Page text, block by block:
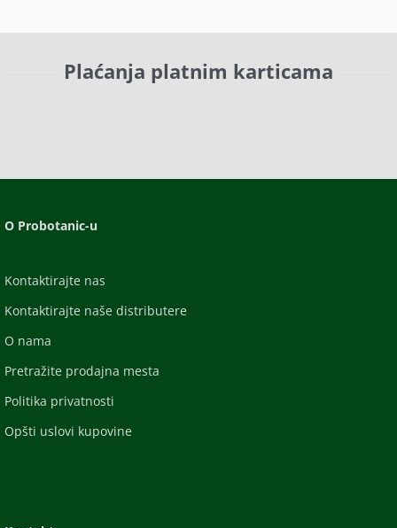
Plaćanja platnim karticama
O Probotanic-u
Kontaktirajte nas
Kontaktirajte naše distributere
O nama
Pretražite prodajna mesta
Politika privatnosti
Opšti uslovi kupovine